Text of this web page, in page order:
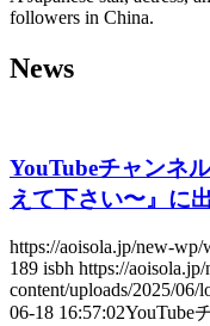
followers in China.
News
YouTubeチャンネ
えて下さい〜』に
https://aoisola.jp/new-wp/
189 isbh https://
content/uploads/2025/06/
06-18 16:57:02YouTube